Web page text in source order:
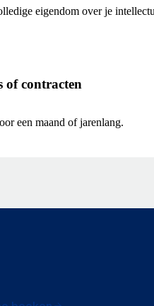
eigendom over je
of contracten
een maand of jarenlang.